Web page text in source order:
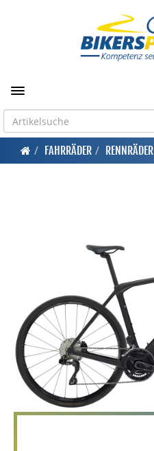
Toggle navigation
FAHRRÄDER RENNRÄDER